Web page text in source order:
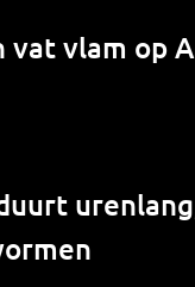
vat vlam op